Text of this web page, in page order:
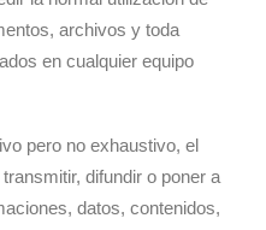
archivos y toda
en cualquier equipo
pero no exhaustivo, el
difundir o poner a
datos, contenidos,